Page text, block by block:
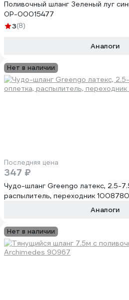
Поливочный шланг Зеленый луг
0Р-00015477
3(8)
Аналоги
Нет в наличии
Последняя цена
347 ₽
Чудо-шланг Greengo латекс, 2.5-
распылитель, переходник 1008780
Аналоги
Нет в наличии